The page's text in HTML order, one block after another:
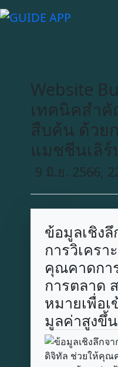
Website
เทคนิคสำคั
สืบค้น ด้วย
แมชชีนเลิ
9 มิ.ย. 2566,
ข้อมูลเชิงลึ
การวิเคร
คุณคาดก
การตลาด
หมายเพื่อ
มูลค่าสูงขึ้น